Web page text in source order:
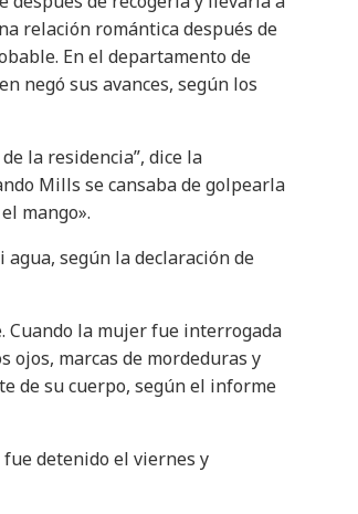
relación romántica después de
En el departamento de
negó sus avances, según los
la residencia”, dice la
Mills se cansaba de golpearla
mango».
según la declaración de
Cuando la mujer fue interrogada
ojos, marcas de mordeduras y
de su cuerpo, según el informe
detenido el viernes y